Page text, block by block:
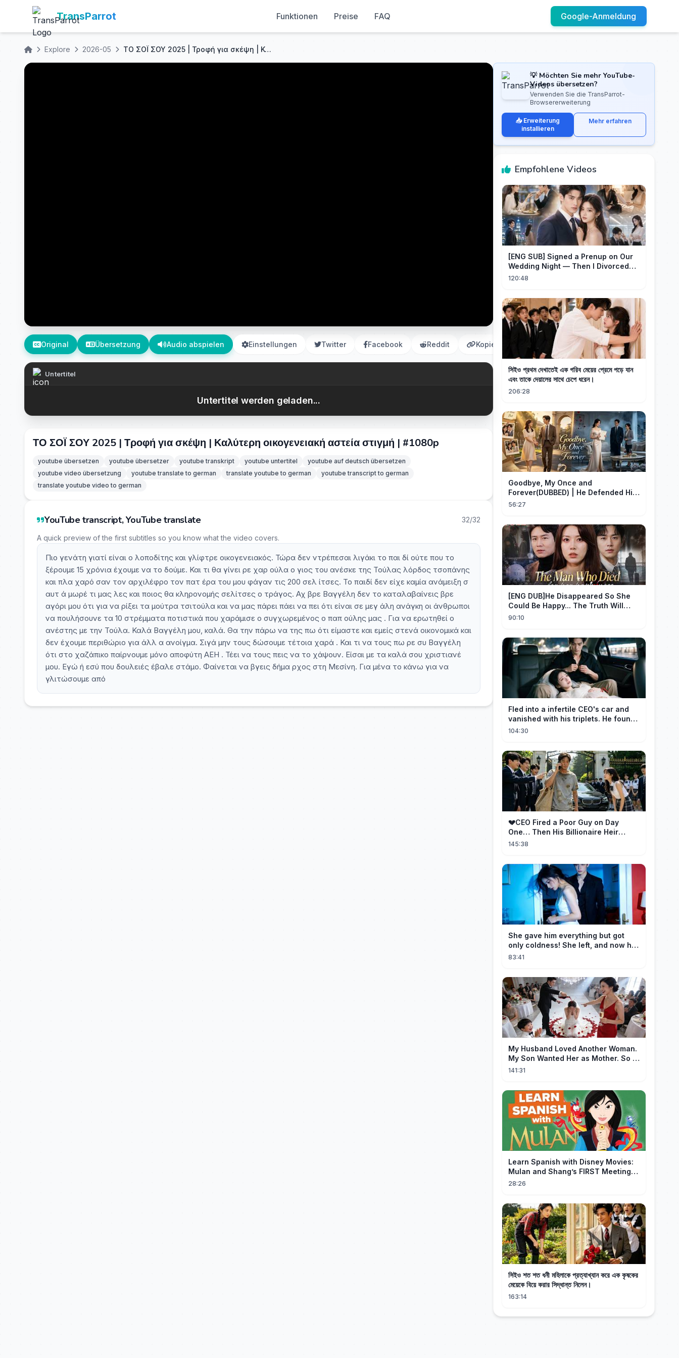
TransParrot Funktionen Preise FAQ Google-Anmeldung
Explore 2026-05 ΤΟ ΣΟΪ ΣΟΥ 2025 | Τροφή για σκέψη | Καλύτερη οικογενειακή αστεία στιγμή | #1080p
Original Übersetzung Audio abspielen Einstellungen Twitter Facebook Reddit Kopieren
Untertitel
Untertitel werden geladen...
ΤΟ ΣΟΪ ΣΟΥ 2025 | Τροφή για σκέψη | Καλύτερη οικογενειακή αστεία στιγμή | #1080p
youtube übersetzen youtube übersetzer youtube transkript youtube untertitel
youtube auf deutsch übersetzen
youtube video übersetzung
youtube translate to german translate youtube to german
youtube transcript to german
translate youtube video to german
YouTube transcript, YouTube translate 32/32
A quick preview of the first subtitles so you know what the video covers.
Πιο γενάτη γιατί είναι ο λοποδίτης και γλίφτρε οικογενειακός. Τώρα δεν ντρέπεσαι λιγάκι το παι δί ούτε που το
ξέρουμε 15 χρόνια έχουμε να το δούμε. Και τι θα γίνει ρε χαρ ούλα ο γιος του ανέσκε της Τούλας λόρδος τσοπάνης
και πλα χαρό σαν τον αρχιλέφρο τον πατ έρα του μου φάγαν τις 200 σελ ίτσες. Το παιδί δεν είχε καμία ανάμειξη σ
αυτ ά μωρέ τι μας λες και ποιος θα κληρονομής σελίτσες ο τράγος. Αχ βρε Βαγγέλη δεν το καταλαβαίνεις βρε
αγόρι μου ότι για να ρίξει τα μούτρα τσιτούλα και να μας πάρει πάει να πει ότι είναι σε μεγ άλη ανάγκη οι άνθρωποι
να πουλήσουνε τα 10 στρέμματα ποτιστικά που χαράμισε ο συγχωρεμένος ο παπ ούλης μας . Για να ερωτηθεί ο
ανέστης με την Τούλα. Καλά Βαγγέλη μου, καλά. Θα την πάρω να της πω ότι είμαστε και εμείς στενά οικονομικά και
δεν έχουμε περιθώριο για άλλ α ανοίγμα. Σιγά μην τους δώσουμε τέτοια χαρά . Και τι να τους πω ρε συ Βαγγέλη
ότι στο χαζάπικο παίρνουμε μόνο αποφύτη ΑΕΗ . Τέει να τους πεις να το χάψουν. Είσαι με τα καλά σου χριστιανέ
μου. Εγώ ή εσύ που δουλειές έβαλε στάμο. Φαίνεται να βγεις δήμα ρχος στη Μεσίνη. Για μένα το κάνω για να
γλιτώσουμε από
💡 Möchten Sie mehr YouTube-
Videos übersetzen?
Verwenden Sie die TransParrot-
Browsererweiterung
📥 Erweiterung
installieren
Mehr erfahren
Empfohlene Videos
[ENG SUB] Signed a Prenup on Our
Wedding Night — Then I Divorced
Him First！#drama
120:48
সিইও প্রথম দেখাতেই এক গরিব মেয়ের প্রেমে পড়ে যান
এবং তাকে দেয়ালের সাথে চেপে ধরেন।
206:28
Goodbye, My Once and
Forever(DUBBED) | He Defended His
Assistant After She Gave Her Son
56:27
[ENG DUB]He Disappeared So She
Could Be Happy... The Truth Will
Make You Cry #emotional #shorts
90:10
Fled into a infertile CEO's car and
vanished with his triplets. He found
her, married her spoily
104:30
💔CEO Fired a Poor Guy on Day
One… Then His Billionaire Heir
Identity Shocked Everyone!
145:38
She gave him everything but got
only coldness! She left, and now he
is dying of regret!
83:41
My Husband Loved Another Woman.
My Son Wanted Her as Mother. So I
Left Them Both to Find Myself.
141:31
Learn Spanish with Disney Movies:
Mulan and Shang’s FIRST Meeting
(Mushu SCREWS UP!)
28:26
সিইও শত শত ধনী মহিলাকে প্রত্যাখ্যান করে এক কৃষকের
মেয়েকে বিয়ে করার সিদ্ধান্ত নিলেন।
163:14